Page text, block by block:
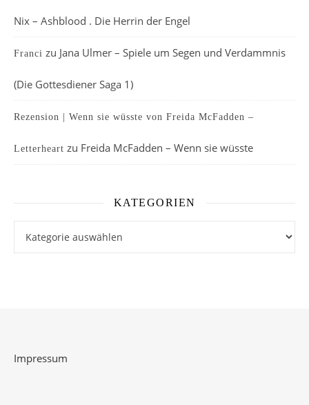
Nix – Ashblood . Die Herrin der Engel
Franci zu Jana Ulmer – Spiele um Segen und Verdammnis
(Die Gottesdiener Saga 1)
Rezension | Wenn sie wüsste von Freida McFadden –
Letterheart zu Freida McFadden – Wenn sie wüsste
KATEGORIEN
Impressum